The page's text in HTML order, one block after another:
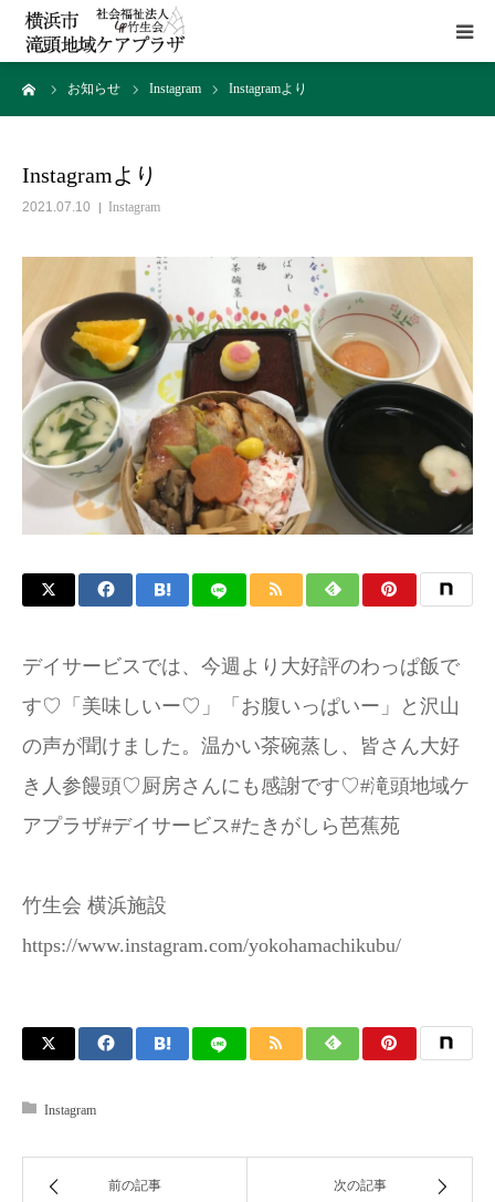
お知らせ Instagram Instagramより
Instagramより
2021.07.10 Instagram
デイサービスでは、今週より大好評のわっぱ飯で
す♡「美味しいー♡」「お腹いっぱいー」と沢山
の声が聞けました。温かい茶碗蒸し、皆さん大好
き人参饅頭♡厨房さんにも感謝です♡#滝頭地域ケ
アプラザ#デイサービス#たきがしら芭蕉苑
竹生会 横浜施設
https://www.instagram.com/yokohamachikubu/
Instagram
前の記事 次の記事
HOME
施設概要
貸室
アクセス
お問い合わせ